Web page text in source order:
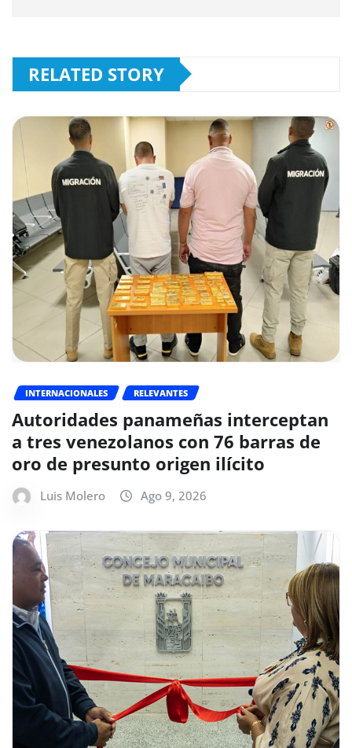
RELATED STORY
INTERNACIONALES RELEVANTES
Autoridades panameñas interceptan
a tres venezolanos con 76 barras de
oro de presunto origen ilícito
Luis Molero Ago 9, 2026